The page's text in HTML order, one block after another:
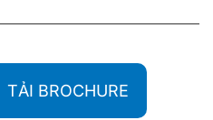
TẢI BROCHURE